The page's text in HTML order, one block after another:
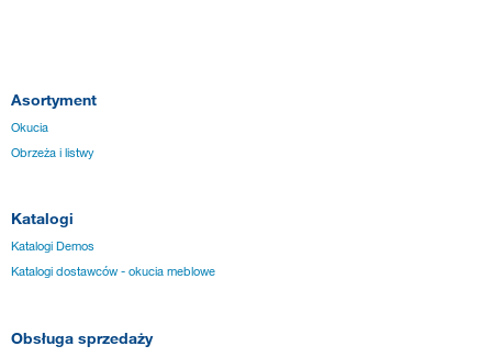
Asortyment
Okucia
Obrzeża i listwy
Katalogi
Katalogi Demos
Katalogi dostawców - okucia meblowe
Obsługa sprzedaży